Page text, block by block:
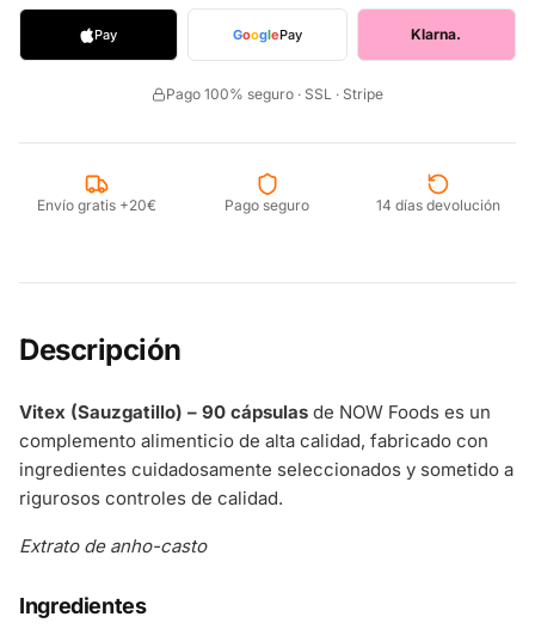
Pay GooglePay Klarna.
Pago 100% seguro · SSL · Stripe
Envío gratis +20€ Pago seguro 14 días devolución
Descripción
Vitex (Sauzgatillo) – 90 cápsulas de NOW Foods es un
complemento alimenticio de alta calidad, fabricado con
ingredientes cuidadosamente seleccionados y sometido a
rigurosos controles de calidad.
Extrato de anho-casto
Ingredientes